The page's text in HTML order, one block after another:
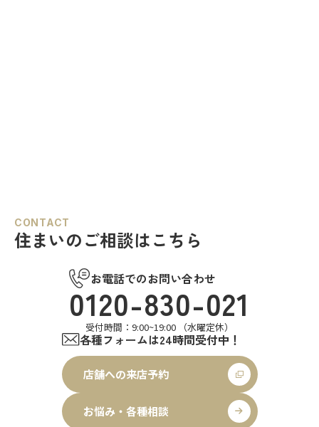
CONTACT
住まいのご相談はこちら
お電話でのお問い合わせ
0120-830-021
受付時間：9:00~19:00 （水曜定休）
各種フォームは24時間受付中！
店舗への来店予約
お悩み・各種相談